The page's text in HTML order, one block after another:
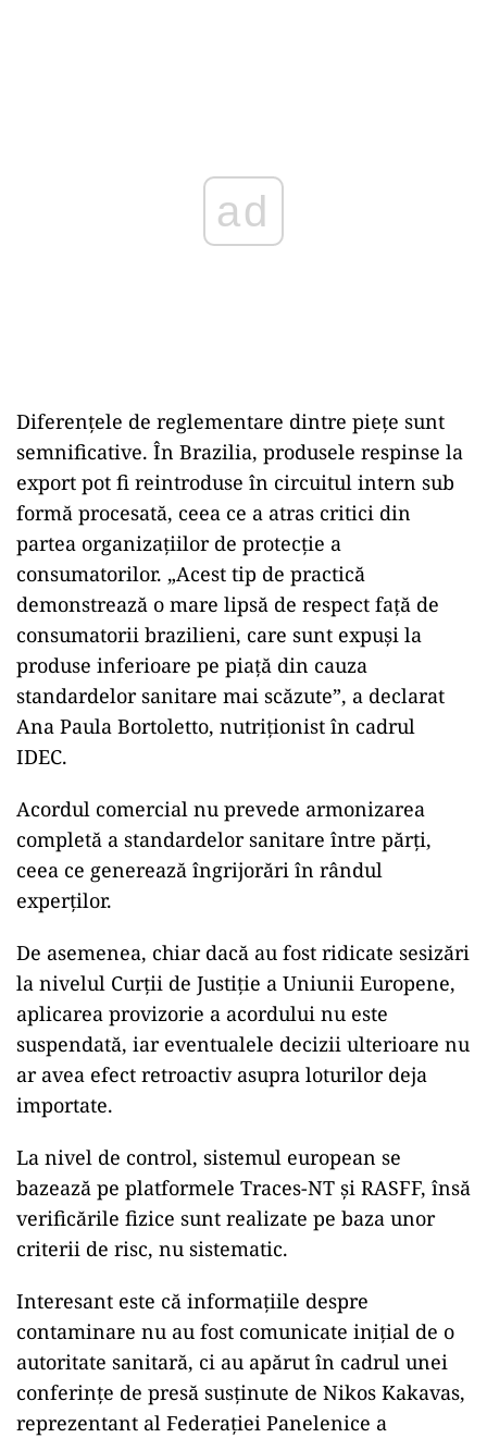
ad
Diferențele de reglementare dintre piețe sunt
semnificative. În Brazilia, produsele respinse la
export pot fi reintroduse în circuitul intern sub
formă procesată, ceea ce a atras critici din
partea organizațiilor de protecție a
consumatorilor. „Acest tip de practică
demonstrează o mare lipsă de respect față de
consumatorii brazilieni, care sunt expuși la
produse inferioare pe piață din cauza
standardelor sanitare mai scăzute”, a declarat
Ana Paula Bortoletto, nutriționist în cadrul
IDEC.
Acordul comercial nu prevede armonizarea
completă a standardelor sanitare între părți,
ceea ce generează îngrijorări în rândul
experților.
De asemenea, chiar dacă au fost ridicate sesizări
la nivelul Curții de Justiție a Uniunii Europene,
aplicarea provizorie a acordului nu este
suspendată, iar eventualele decizii ulterioare nu
ar avea efect retroactiv asupra loturilor deja
importate.
La nivel de control, sistemul european se
bazează pe platformele Traces-NT și RASFF, însă
verificările fizice sunt realizate pe baza unor
criterii de risc, nu sistematic.
Interesant este că informațiile despre
contaminare nu au fost comunicate inițial de o
autoritate sanitară, ci au apărut în cadrul unei
conferințe de presă susținute de Nikos Kakavas,
reprezentant al Federației Panelenice a